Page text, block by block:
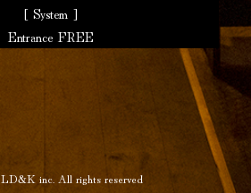
[ System ]
Entrance FREE
LD&K inc. All rights reserved